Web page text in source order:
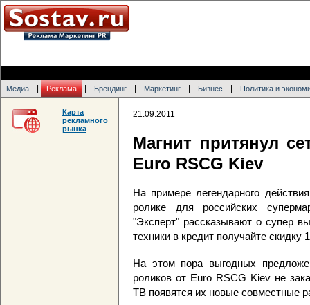
Медиа Реклама Брендинг Маркетинг Бизнес Политика и
21.09.2011
Магнит притянул
Euro RSCG Kiev
На примере легендарного
ролике для российских
"Эксперт" рассказывают о супер
техники в кредит получайте скидку
На этом пора выгодных
роликов от Euro RSCG Kiev не
ТВ появятся их новые совместные
Карта
рекламного
рынка